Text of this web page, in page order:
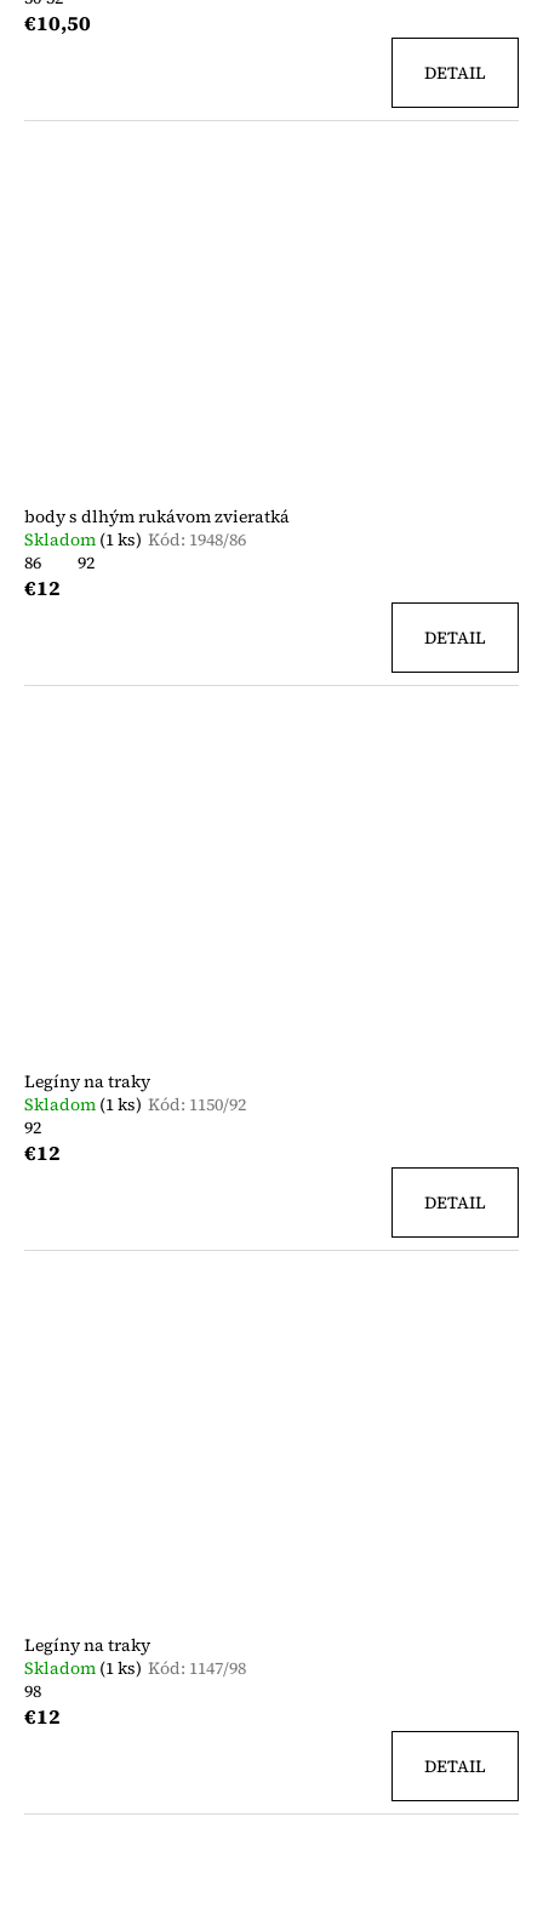
€10,50
DETAIL
body s dlhým rukávom zvieratká
Skladom (1 ks) Kód: 1948/86
86
92
€12
DETAIL
Legíny na traky
Skladom (1 ks) Kód: 1150/92
92
€12
DETAIL
Legíny na traky
Skladom (1 ks) Kód: 1147/98
98
€12
DETAIL